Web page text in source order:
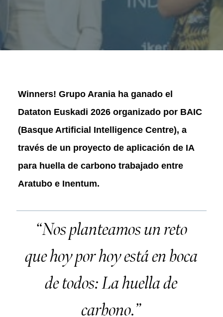
Winners! Grupo Arania ha ganado el
Dataton Euskadi 2026 organizado por BAIC
(Basque Artificial Intelligence Centre), a
través de un proyecto de aplicación de IA
para huella de carbono trabajado entre
Aratubo e Inentum.
“Nos planteamos un reto
que hoy por hoy está en boca
de todos: La huella de
carbono.”